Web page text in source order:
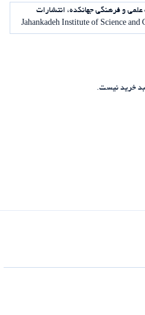
و فرهنگی جهانکده، انتشارات
خرید نیست.